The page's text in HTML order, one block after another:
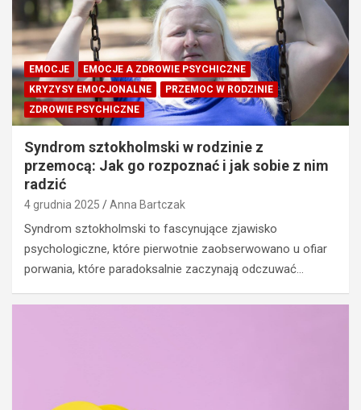
EMOCJE
EMOCJE A ZDROWIE PSYCHICZNE
KRYZYSY EMOCJONALNE
PRZEMOC W RODZINIE
ZDROWIE PSYCHICZNE
Syndrom sztokholmski w rodzinie z
przemocą: Jak go rozpoznać i jak sobie z nim
radzić
4 grudnia 2025 Anna Bartczak
Syndrom sztokholmski to fascynujące zjawisko
psychologiczne, które pierwotnie zaobserwowano u ofiar
porwania, które paradoksalnie zaczynają odczuwać…